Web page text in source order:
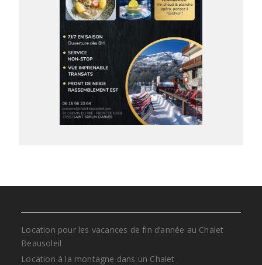
Location pour les vacances de fin d’année au Chalet
Beausoleil
Location à la montagne dans un Chalet